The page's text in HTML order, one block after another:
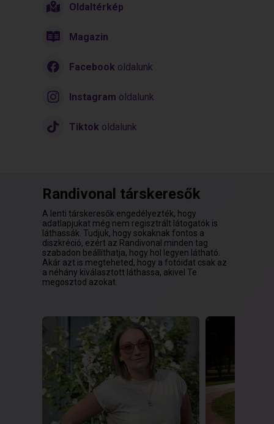
Oldaltérkép
Magazin
Facebook oldalunk
Instagram oldalunk
Tiktok oldalunk
Randivonal társkeresők
A lenti társkeresők engedélyezték, hogy
adatlapjukat még nem regisztrált látogatók is
láthassák. Tudjuk, hogy sokaknak fontos a
diszkréció, ezért az Randivonal minden tag
szabadon beállíthatja, hogy hol legyen látható.
Akár azt is megteheted, hogy a fotóidat csak az
a néhány kiválasztott láthassa, akivel Te
megosztod azokat.